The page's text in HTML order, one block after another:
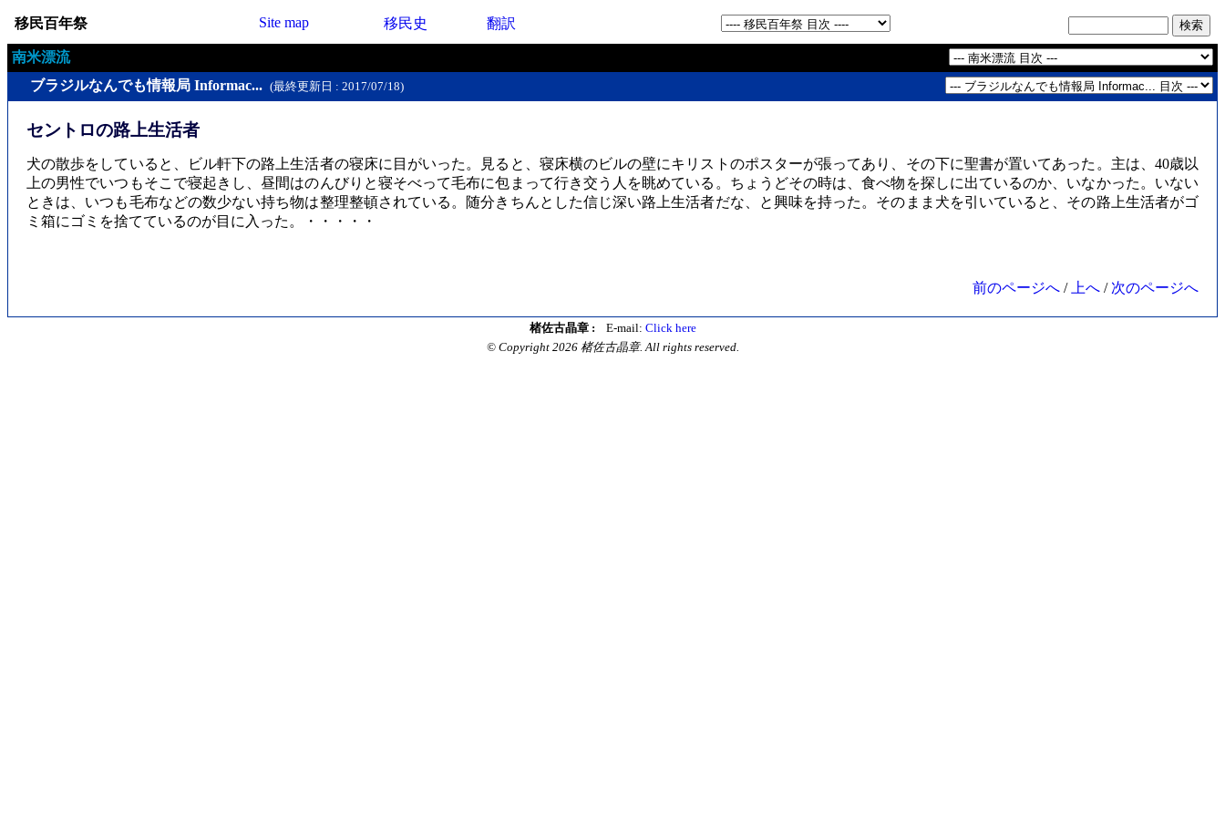
移民百年祭 Site map 移民史 翻訳
南米漂流
ブラジルなんでも情報局 Informac... (最終更新日 : 2017/07/18)
セントロの路上生活者
犬の散歩をしていると、ビル軒下の路上生活者の寝床に目がいった。見ると、寝床横のビルの壁にキリストのポスターが張ってあり、その下に聖書が置いてあった。主は、40歳以
上の男性でいつもそこで寝起きし、昼間はのんびりと寝そべって毛布に包まって行き交う人を眺めている。ちょうどその時は、食べ物を探しに出ているのか、いなかった。いない
ときは、いつも毛布などの数少ない持ち物は整理整頓されている。随分きちんとした信じ深い路上生活者だな、と興味を持った。そのまま犬を引いていると、その路上生活者がゴ
ミ箱にゴミを捨てているのが目に入った。・・・・・
前のページへ / 上へ / 次のページへ
楮佐古晶章 : E-mail: Click here
© Copyright 2026 楮佐古晶章. All rights reserved.